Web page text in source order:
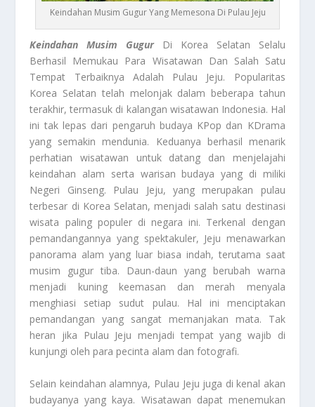
Keindahan Musim Gugur Yang Memesona Di Pulau Jeju
Keindahan Musim GugurDi Korea Selatan Selalu
Berhasil Memukau Para Wisatawan Dan Salah Satu
Tempat Terbaiknya Adalah Pulau Jeju. Popularitas
Korea Selatan telah melonjak dalam beberapa tahun
terakhir, termasuk di kalangan wisatawan Indonesia. Hal
ini tak lepas dari pengaruh budaya KPop dan KDrama
yang semakin mendunia. Keduanya berhasil menarik
perhatian wisatawan untuk datang dan menjelajahi
keindahan alam serta warisan budaya yang di miliki
Negeri Ginseng. Pulau Jeju, yang merupakan pulau
terbesar di Korea Selatan, menjadi salah satu destinasi
wisata paling populer di negara ini. Terkenal dengan
pemandangannya yang spektakuler, Jeju menawarkan
panorama alam yang luar biasa indah, terutama saat
musim gugur tiba. Daun-daun yang berubah warna
menjadi kuning keemasan dan merah menyala
menghiasi setiap sudut pulau. Hal ini menciptakan
pemandangan yang sangat memanjakan mata. Tak
heran jika Pulau Jeju menjadi tempat yang wajib di
kunjungi oleh para pecinta alam dan fotografi.
Selain keindahan alamnya, Pulau Jeju juga di kenal akan
budayanya yang kaya. Wisatawan dapat menemukan